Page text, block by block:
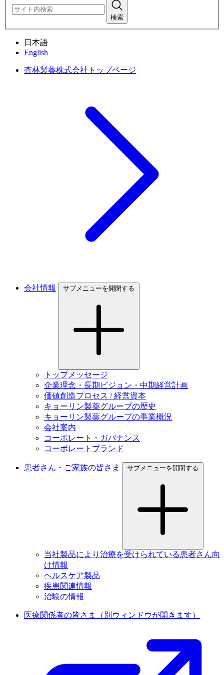
検索
日本語
English
杏林製薬株式会社トップページ
会社情報 サブメニューを開閉する
トップメッセージ
企業理念・長期ビジョン・中期経営計画
価値創造プロセス / 経営資本
キョーリン製薬グループの歴史
キョーリン製薬グループの事業概況
会社案内
コーポレート・ガバナンス
コーポレートブランド
患者さん・ご家族の皆さま サブメニューを開閉する
当社製品により治療を受けられている患者さん向
け情報
ヘルスケア製品
疾患関連情報
治験の情報
医療関係者の皆さま （別ウィンドウが開きます）